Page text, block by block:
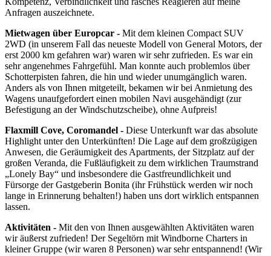
Anfragen auszeichnete.
Mietwagen über Europcar - Mit dem kleinen Compact SUV
2WD (in unserem Fall das neueste Modell von General Motors, der
erst 2000 km gefahren war) waren wir sehr zufrieden. Es war ein
sehr angenehmes Fahrgefühl. Man konnte auch problemlos über
Schotterpisten fahren, die hin und wieder unumgänglich waren.
Anders als von Ihnen mitgeteilt, bekamen wir bei Anmietung des
Wagens unaufgefordert einen mobilen Navi ausgehändigt (zur
Befestigung an der Windschutzscheibe), ohne Aufpreis!
Flaxmill Cove, Coromandel - Diese Unterkunft war das absolute
Highlight unter den Unterkünften! Die Lage auf dem großzügigen
Anwesen, die Geräumigkeit des Apartments, der Sitzplatz auf der
großen Veranda, die Fußläufigkeit zu dem wirklichen Traumstrand
„Lonely Bay“ und insbesondere die Gastfreundlichkeit und
Fürsorge der Gastgeberin Bonita (ihr Frühstück werden wir noch
lange in Erinnerung behalten!) haben uns dort wirklich entspannen
lassen.
Aktivitäten - Mit den von Ihnen ausgewählten Aktivitäten waren
wir äußerst zufrieden! Der Segeltörn mit Windborne Charters in
kleiner Gruppe (wir waren 8 Personen) war sehr entspannend! (Wir